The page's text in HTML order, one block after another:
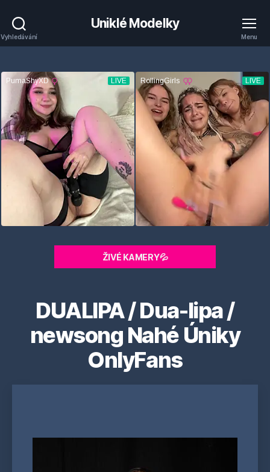
Vyhledávání
Uniklé Modelky
Menu
ŽIVÉ KAMERY💦
DUALIPA / Dua-lipa /
newsong Nahé Úniky
OnlyFans